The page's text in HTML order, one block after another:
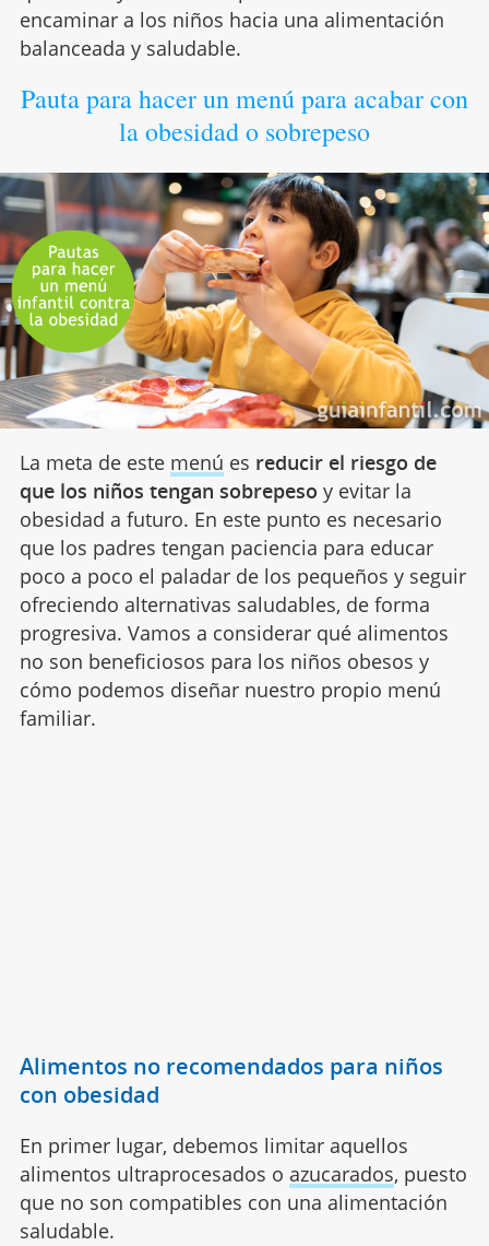
encaminar a los niños hacia una alimentación
balanceada y saludable.
Pauta para hacer un menú para acabar con
la obesidad o sobrepeso
La meta de este menú es reducir el riesgo de
que los niños tengan sobrepeso y evitar la
obesidad a futuro. En este punto es necesario
que los padres tengan paciencia para educar
poco a poco el paladar de los pequeños y seguir
ofreciendo alternativas saludables, de forma
progresiva. Vamos a considerar qué alimentos
no son beneficiosos para los niños obesos y
cómo podemos diseñar nuestro propio menú
familiar.
Alimentos no recomendados para niños
con obesidad
En primer lugar, debemos limitar aquellos
alimentos ultraprocesados o azucarados, puesto
que no son compatibles con una alimentación
saludable.